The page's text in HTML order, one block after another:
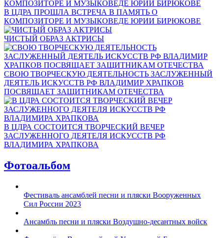
В ЦДРА ПРОШЛА ВСТРЕЧА В ПАМЯТЬ О
КОМПОЗИТОРЕ И МУЗЫКОВЕДЕ ЮРИИ БИРЮКОВЕ
ЧИСТЫЙ ОБРАЗ АКТРИСЫ
СВОЮ ТВОРЧЕСКУЮ ДЕЯТЕЛЬНОСТЬ ЗАСЛУЖЕННЫЙ
ДЕЯТЕЛЬ ИСКУССТВ РФ ВЛАДИМИР ХРАПКОВ
ПОСВЯЩАЕТ ЗАЩИТНИКАМ ОТЕЧЕСТВА
В ЦДРА СОСТОИТСЯ ТВОРЧЕСКИЙ ВЕЧЕР
ЗАСЛУЖЕННОГО ДЕЯТЕЛЯ ИСКУССТВ РФ
ВЛАДИМИРА ХРАПКОВА
Фотоальбом
Фестиваль ансамблей песни и пляски Вооруженных
Сил России 2023
Ансамбль песни и пляски Воздушно-десантных войск